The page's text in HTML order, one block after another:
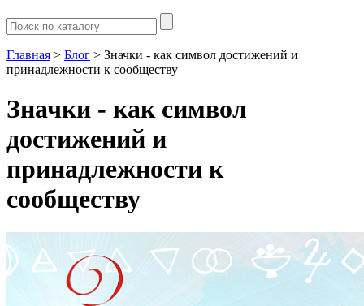
Главная > Блог > Значки - как символ достижений и
принадлежности к сообществу
Значки - как символ
достижений и
принадлежности к
сообществу